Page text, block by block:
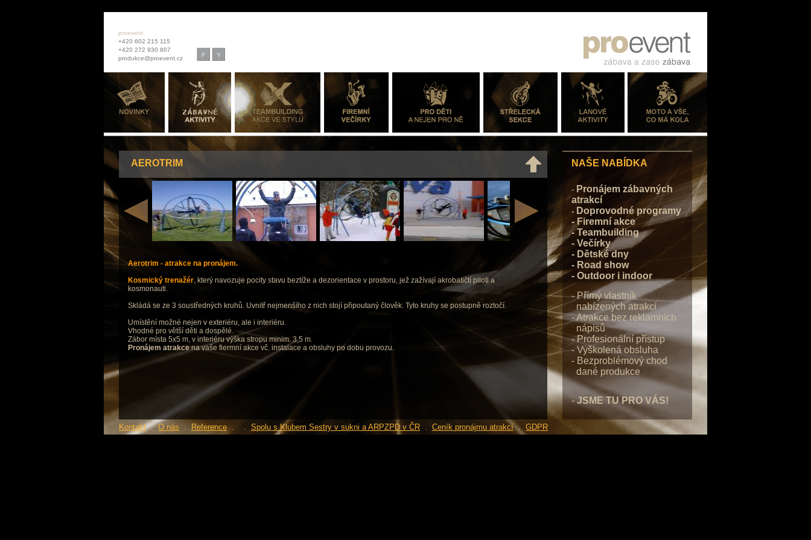
proevent
+420 602 215 115
+420 272 930 807
produkce@proevent.cz
AEROTRIM
Aerotrim - atrakce na pronájem.
Kosmický trenažér, který navozuje pocity stavu beztíže a dezorientace v prostoru, jež zažívají akrobatičtí piloti a
kosmonauti.
Skládá se ze 3 soustředných kruhů. Uvnitř nejmenšího z nich stojí připoutaný člověk. Tyto kruhy se postupně roztočí.
Umístění možné nejen v exteriéru, ale i interiéru.
Vhodné pro větší děti a dospělé.
Zábor místa 5x5 m, v interiéru výška stropu minim. 3,5 m.
Pronájem atrakcena vaše fiermní akce vč. instalace a obsluhy po dobu provozu.
NAŠE NABÍDKA
- Pronájem zábavných
atrakcí
- Doprovodné programy
- Firemní akce
- Teambuilding
- Večírky
- Dětské dny
- Road show
- Outdoor i indoor
- Přímý vlastník
nabízených atrakcí
- Atrakce bez reklamních
nápisů
- Profesionální přístup
- Vyškolená obsluha
- Bezproblémový chod
dané produkce
-JSME TU PRO VÁS!
Kontakt.O nás . Reference. . Spolu s Klubem Sestry v sukni a ARPZPD v ČR . Ceník pronájmu atrakcí. GDPR